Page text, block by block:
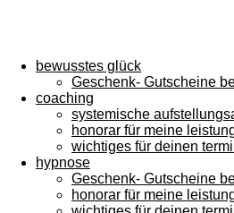
bewusstes glück
Geschenk- Gutscheine
coaching
systemische
honorar für meine
wichtiges für deinen
hypnose
Geschenk- Gutscheine
honorar für meine